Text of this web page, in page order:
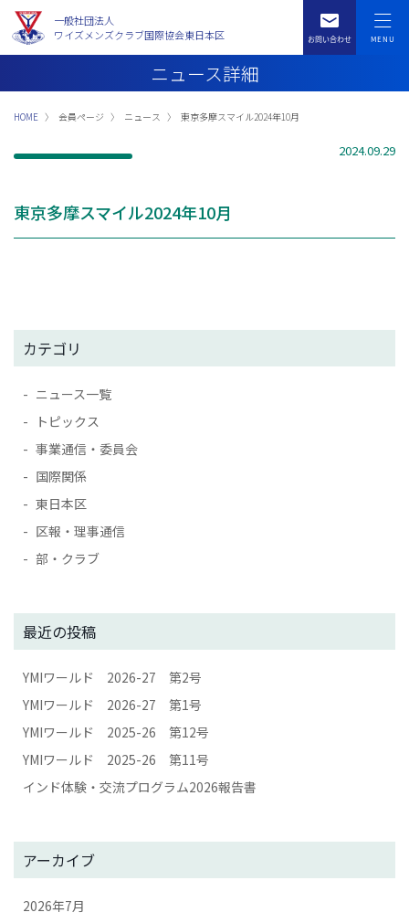
一般社団法人
ワイズメンズクラブ国際協会東日本区
ニュース詳細
HOME 会員ページ ニュース 東京多摩スマイル2024年10月
2024.09.29
東京多摩スマイル2024年10月
カテゴリ
ニュース一覧
トピックス
事業通信・委員会
国際関係
東日本区
区報・理事通信
部・クラブ
最近の投稿
YMIワールド 2026-27 第2号
YMIワールド 2026-27 第1号
YMIワールド 2025-26 第12号
YMIワールド 2025-26 第11号
インド体験・交流プログラム2026報告書
アーカイブ
2026年7月